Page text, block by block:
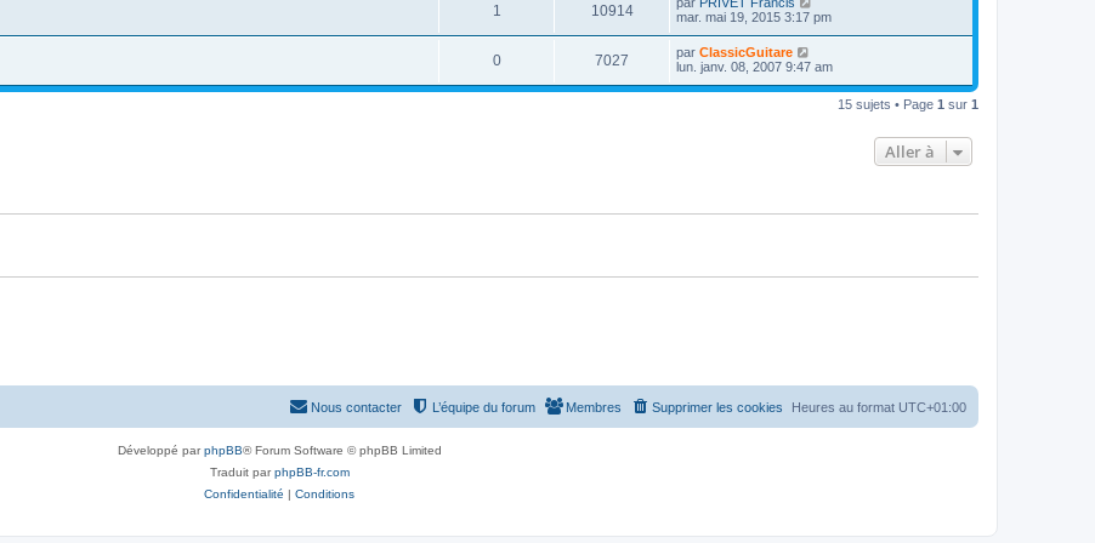
s
a
g
e
n
s
s
m
e
s
s
a
g
e
o
n
i
e
r
m
e
s
s
1
é
10914V
u
e
i
e
r
mar. mai 19, 2015 3:17 pm
0R
é
s
s
7027
u
D
e
n
a
par ClassicGuitare
lun. janv. 08, 2007 9:47 am
15 sujets • Page 1 sur 1
Aller à
Heures au format UTC+01:00
Supprimer les cookies
Membres
L’équipe du forum
Nous contacter
Développé parphpBB® Forum Software © phpBB Limited
Traduit parphpBB-fr.com
Confidentialité | Conditions